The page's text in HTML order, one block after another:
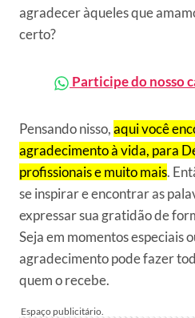
agradecer àqueles que
certo?
Participe do nosso
Pensando nisso,aqui você
agradecimento à vida, para
profissionais e muito mais.
se inspirar e encontrar as
expressar sua gratidão de
Seja em momentos especiais
agradecimento pode fazer
quem o recebe.